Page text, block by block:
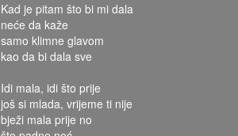
Kad je pitam što bi mi dala
neće da kaže
samo klimne glavom
kao da bi dala sve
Idi mala, idi što prije
još si mlada, vrijeme ti nije
bježi mala prije no